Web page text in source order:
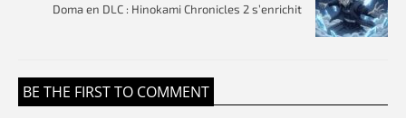
Doma en DLC : Hinokami Chronicles 2 s’enrichit
BE THE FIRST TO COMMENT